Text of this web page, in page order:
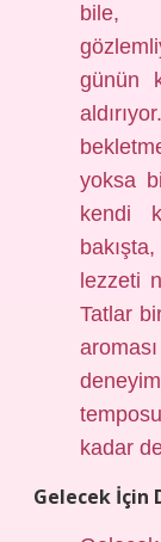
bile,
günün
yoksa
kendi
lezzeti
Tatlar
kadar
Gelecek İçin